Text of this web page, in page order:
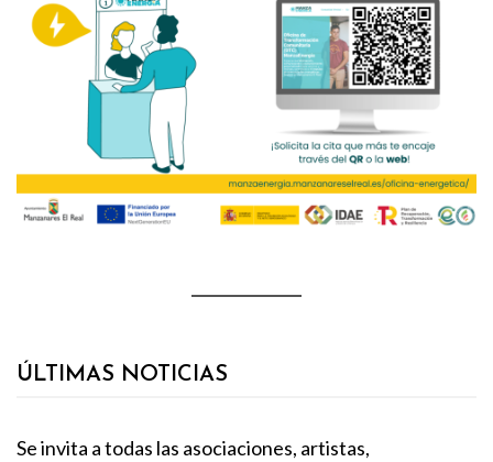
ÚLTIMAS NOTICIAS
Se invita a todas las asociaciones, artistas,